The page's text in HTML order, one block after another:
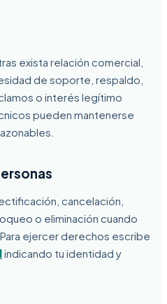
exista relación comercial,
de soporte, respaldo,
o interés legítimo
pueden mantenerse
cancelación,
o eliminación cuando
ejercer derechos escribe
indicando tu identidad y